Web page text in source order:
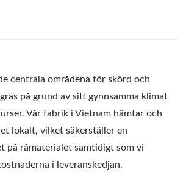
centrala områdena för skörd och
på grund av sitt gynnsamma klimat
Vår fabrik i Vietnam hämtar och
lokalt, vilket säkerställer en
på råmaterialet samtidigt som vi
i leveranskedjan.